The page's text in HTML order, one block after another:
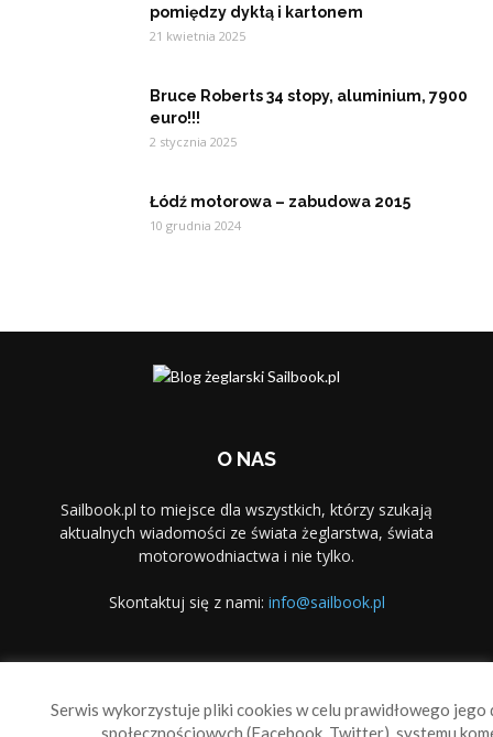
pomiędzy dyktą i kartonem
21 kwietnia 2025
Bruce Roberts 34 stopy, aluminium, 7900
euro!!!
2 stycznia 2025
Łódź motorowa – zabudowa 2015
10 grudnia 2024
O NAS
Sailbook.pl to miejsce dla wszystkich, którzy szukają
aktualnych wiadomości ze świata żeglarstwa, świata
motorowodniactwa i nie tylko.
Skontaktuj się z nami: info@sailbook.pl
Serwis wykorzystuje pliki cookies w celu prawidłowego
społecznościowych (Facebook, Twitter), systemu